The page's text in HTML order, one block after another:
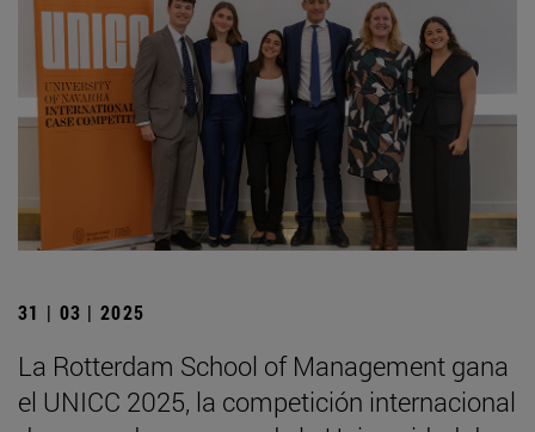
31 | 03 | 2025
La Rotterdam School of Management gana
el UNICC 2025, la competición internacional